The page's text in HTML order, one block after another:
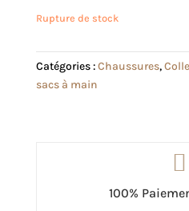
Rupture de stock
Catégories :Chaussures,
sacs à main

100%